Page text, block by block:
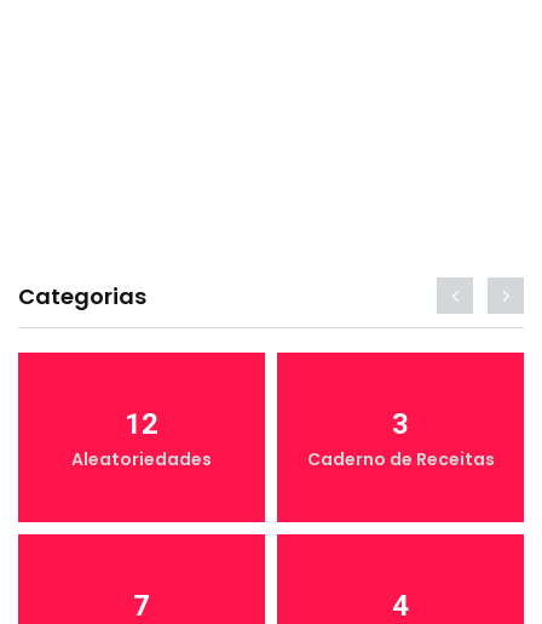
Categorias
12
Aleatoriedades
3
Caderno de Receitas
7 4